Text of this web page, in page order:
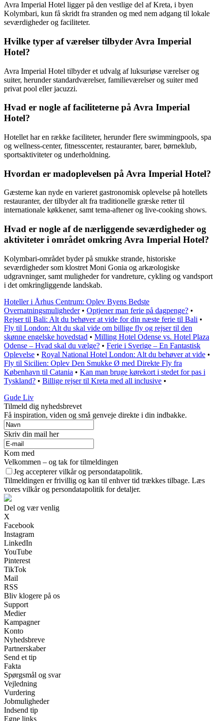
Avra Imperial Hotel ligger på den vestlige del af Kreta, i byen
Kolymbari, kun få skridt fra stranden og med nem adgang til lokale
seværdigheder og faciliteter.
Hvilke typer af værelser tilbyder Avra Imperial
Hotel?
Avra Imperial Hotel tilbyder et udvalg af luksuriøse værelser og
suiter, herunder standardværelser, familieværelser og suiter med
privat pool eller jacuzzi.
Hvad er nogle af faciliteterne på Avra Imperial
Hotel?
Hotellet har en række faciliteter, herunder flere swimmingpools, spa
og wellness-center, fitnesscenter, restauranter, barer, børneklub,
sportsaktiviteter og underholdning.
Hvordan er madoplevelsen på Avra Imperial Hotel?
Gæsterne kan nyde en varieret gastronomisk oplevelse på hotellets
restauranter, der tilbyder alt fra traditionelle græske retter til
internationale køkkener, samt tema-aftener og live-cooking shows.
Hvad er nogle af de nærliggende seværdigheder og
aktiviteter i området omkring Avra Imperial Hotel?
Kolymbari-området byder på smukke strande, historiske
seværdigheder som klostret Moni Gonia og arkæologiske
udgravninger, samt muligheder for vandreture, cykling og vandsport
i det omkringliggende landskab.
Hoteller i Århus Centrum: Oplev Byens Bedste
Overnatningsmuligheder• Optjener man ferie på dagpenge? •
Rejser til Bali: Alt du behøver at vide for din næste ferie til Bali •
Fly til London: Alt du skal vide om billige fly og rejser til den
skønne engelske hovedstad • Milling Hotel Odense vs. Hotel Plaza
Odense – Hvad skal du vælge? • Ferie i Sverige – En Fantastisk
Oplevelse • Royal National Hotel London: Alt du behøver at vide •
Fly til Sicilien: Oplev Den Smukke Ø med Direkte Fly fra
København til Catania • Kan man bruge kørekort i stedet for pas i
Tyskland? • Billige rejser til Kreta med all inclusive •
Gude Liv
Tilmeld dig nyhedsbrevet
Få inspiration, viden og små genveje direkte i din indbakke.
Skriv din mail her
Kom med
Velkommen – og tak for tilmeldingen
Jeg accepterer vilkår og persondatapolitik.
Tilmeldingen er frivillig og kan til enhver tid trækkes tilbage. Læs
vores vilkår og persondatapolitik for detaljer.
Del og vær venlig
X
Facebook
Instagram
LinkedIn
YouTube
Pinterest
TikTok
Mail
RSS
Bliv klogere på os
Support
Medier
Kampagner
Konto
Nyhedsbreve
Partnerskaber
Send et tip
Fakta
Spørgsmål og svar
Vejledning
Vurdering
Jobmuligheder
Indsend tip
Egne links